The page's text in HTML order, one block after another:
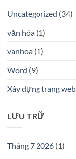
Uncategorized (34)
văn hóa (1)
vanhoa (1)
Word (9)
Xây dựng trang web
LƯU TRỮ
Tháng 7 2026 (1)